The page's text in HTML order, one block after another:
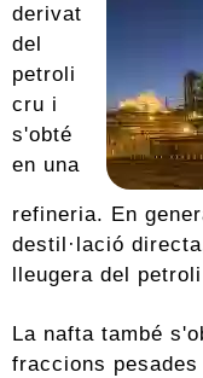
derivat
del
petroli
cru i
s'obté
en una
refineria. En
destil·lació
lleugera del
La nafta també
fraccions